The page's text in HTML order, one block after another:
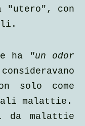
"utero", con
ha
"un odor
solo come
malattie.
da malattie